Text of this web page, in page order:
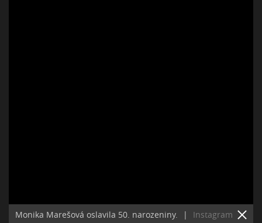
Monika Marešová oslavila 50. narozeniny. | Instagram